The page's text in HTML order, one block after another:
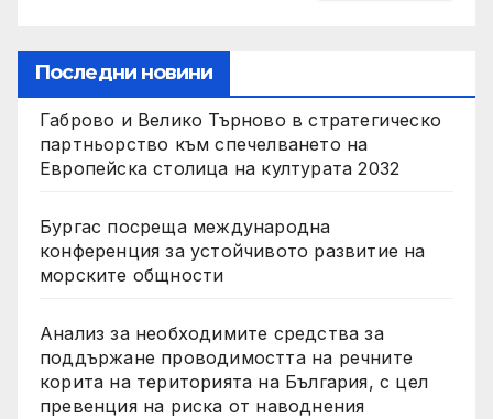
Последни новини
Габрово и Велико Търново в стратегическо
партньорство към спечелването на
Европейска столица на културата 2032
Бургас посреща международна
конференция за устойчивото развитие на
морските общности
Анализ за необходимите средства за
поддържане проводимостта на речните
корита на територията на България, с цел
превенция на риска от наводнения